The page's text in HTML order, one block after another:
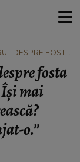
DESPRE FOSTA
„MAI
O.”
fosta
Își mai
o.”